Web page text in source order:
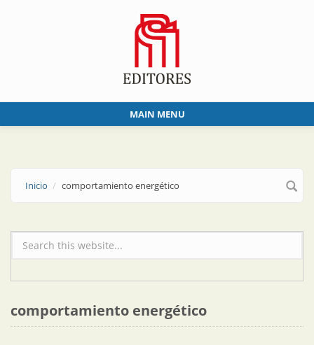
MAIN MENU
Inicio comportamiento energético
Formulario de búsqueda
comportamiento energético